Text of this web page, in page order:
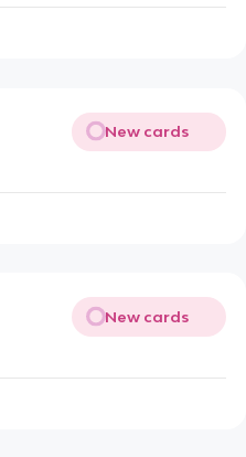
New cards
New cards